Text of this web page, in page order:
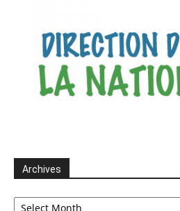
Archives
Archives